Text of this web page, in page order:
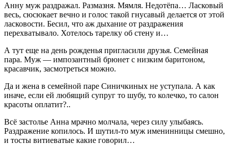
Анну муж раздражал. Размазня. Мямля. Недотёпа… Ласковый
весь, сюсюкает вечно и голос такой гнусавый делается от этой
ласковости. Бесил, что аж дыхание от раздражения
перехватывало. Хотелось тарелку об стену и…
А тут еще на день рожденья пригласили друзья. Семейная
пара. Муж — импозантный брюнет с низким баритоном,
красавчик, засмотреться можно.
Да и жена в семейной паре Синичкиных не уступала. А как
иначе, если ей любящий супруг то шубу, то колечко, то салон
красоты оплатит?..
Всё застолье Анна мрачно молчала, через силу улыбаясь.
Раздражение копилось. И шутил-то муж именинницы смешно,
и тосты витиеватые какие говорил…